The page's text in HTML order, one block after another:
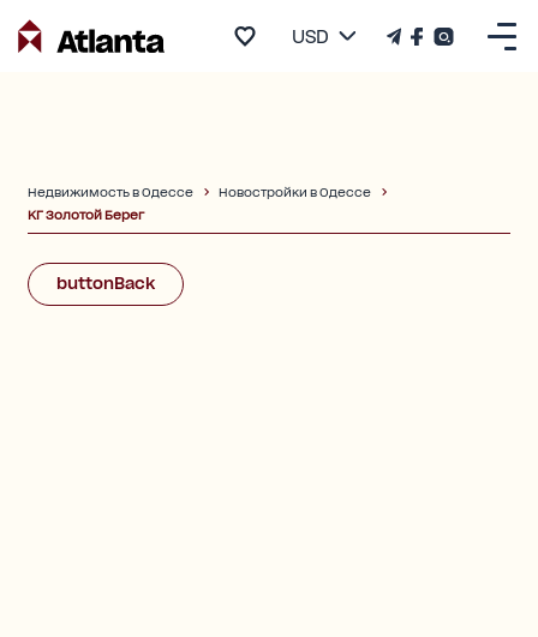
USD
Недвижимость в Одессе
Новостройки в Одессе
КГ Золотой Берег
buttonBack